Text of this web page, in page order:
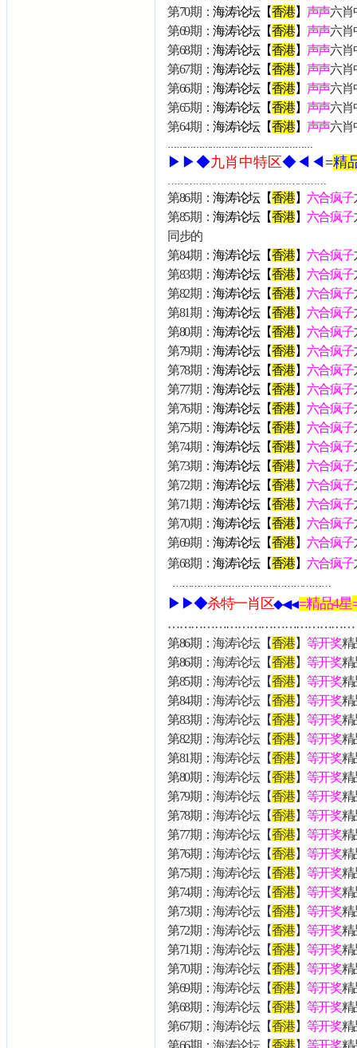
第70期：海涛论坛【香港】 声声六肖
第69期：海涛论坛【香港】 声声六肖
第68期：海涛论坛【香港】 声声六肖
第67期：海涛论坛【香港】 声声六肖
第66期：海涛论坛【香港】 声声六肖
第65期：海涛论坛【香港】 声声六肖
第64期：海涛论坛【香港】 声声六肖
……………………………………………
▶▶◆九肖中特区◆◀◀=精
……………………………………………
第86期：海涛论坛【香港】 六合疯子
第85期：海涛论坛【香港】 六合疯子
同步的
第84期：海涛论坛【香港】 六合疯子
第83期：海涛论坛【香港】 六合疯子
第82期：海涛论坛【香港】 六合疯子
第81期：海涛论坛【香港】 六合疯子
第80期：海涛论坛【香港】 六合疯子
第79期：海涛论坛【香港】 六合疯子
第78期：海涛论坛【香港】 六合疯子
第77期：海涛论坛【香港】 六合疯子
第76期：海涛论坛【香港】 六合疯子
第75期：海涛论坛【香港】 六合疯子
第74期：海涛论坛【香港】 六合疯子
第73期：海涛论坛【香港】 六合疯子
第72期：海涛论坛【香港】 六合疯子
第71期：海涛论坛【香港】 六合疯子
第70期：海涛论坛【香港】 六合疯子
第69期：海涛论坛【香港】 六合疯子
第68期：海涛论坛【香港】 六合疯子
……………………………………………
▶▶◆杀特一肖 区◆◀◀=精品4星
…………………………………………
第86期：海涛论坛【香港】 等开奖精
第86期：海涛论坛【香港】 等开奖精
第85期：海涛论坛【香港】 等开奖精
第84期：海涛论坛【香港】 等开奖精
第83期：海涛论坛【香港】 等开奖精
第82期：海涛论坛【香港】 等开奖精
第81期：海涛论坛【香港】 等开奖精
第80期：海涛论坛【香港】 等开奖精
第79期：海涛论坛【香港】 等开奖精
第78期：海涛论坛【香港】 等开奖精
第77期：海涛论坛【香港】 等开奖精
第76期：海涛论坛【香港】 等开奖精
第75期：海涛论坛【香港】 等开奖精
第74期：海涛论坛【香港】 等开奖精
第73期：海涛论坛【香港】 等开奖精
第72期：海涛论坛【香港】 等开奖精
第71期：海涛论坛【香港】 等开奖精
第70期：海涛论坛【香港】 等开奖精
第69期：海涛论坛【香港】 等开奖精
第68期：海涛论坛【香港】 等开奖精
第67期：海涛论坛【香港】 等开奖精
第66期：海涛论坛【香港】 等开奖精